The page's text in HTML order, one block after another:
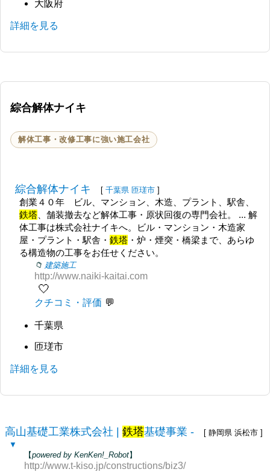
大阪府
詳細を見る
綜合解体ナイキ
解体工事・改修工事に強い施工会社
綜合解体ナイキ [ 千葉県 匝瑳市 ]
創業４０年 ビル、マンション、木造、プラント、駅舎、
鉄塔 、舗装撤去など解体工事・原状回復の専門会社。 ... 解
体工事は株式会社ナイキへ。ビル・マンション・木造家
屋・プラント・駅舎・鉄塔 ・炉・煙突・橋梁まで、あらゆ
る構造物の工事をお任せください。
建築施工
http://www.naiki-kaitai.com
🤍
クチコミ・評価
千葉県
匝瑳市
詳細を見る
高山基礎工業株式会社 | 鉄塔基礎事業 - [ 静岡県 浜松市 ]
▼
【powered by KenKen!_Robot】
http://www.t-kiso.jp/constructions/biz3/